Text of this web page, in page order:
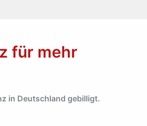
für mehr
in Deutschland gebilligt.